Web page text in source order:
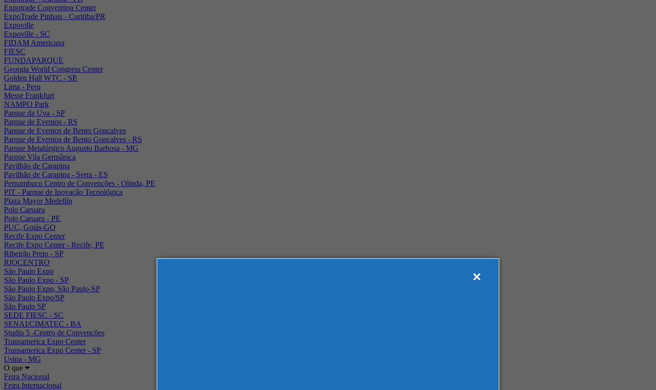
Expotrade Convention Center
ExpoTrade Pinhais - Curitiba/PR
Expoville
Expoville - SC
FIDAM Americana
FIESC
FUNDAPARQUE
Georgia World Congress Center
Golden Hall WTC - SP.
Lima - Peru
Messe Frankfurt
NAMPO Park
Parque da Uva - SP
Parque de Eventos - RS
Parque de Eventos de Bento Gonçalves
Parque de Eventos de Bento Gonçalves - RS
Parque Metalúrgico Augusto Barbosa - MG
Parque Vila Germânica
Pavilhão de Carapina
Pavilhão de Carapina - Serra - ES
Pernambuco Centro de Convenções - Olinda, PE
PIT - Parque de Inovação Tecnológica
Plaza Mayor Medellín
Polo Caruaru
Polo Caruaru - PE
PUC, Goiás-GO
Recife Expo Center
Recife Expo Center - Recife, PE
Ribeirão Preto - SP
RIOCENTRO
São Paulo Expo
São Paulo Expo - SP
São Paulo Expo, São Paulo-SP
São Paulo Expo/SP
São Paulo SP
SEDE FIESC - SC
SENAI/CIMATEC - BA
Studio 5 -Centro de Convenções
Transamerica Expo Center
Transamerica Expo Center - SP
Usipa - MG
O que
Feira Nacional
Feira Internacional